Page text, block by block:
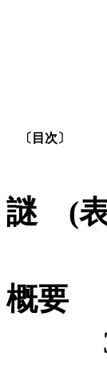
〔目次〕
１、
謎 (
２、
概要